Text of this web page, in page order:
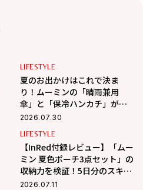
LIFESTYLE
夏のお出かけはこれで決ま
り！ムーミンの「晴雨兼用
傘」と「保冷ハンカチ」が可
愛すぎ♡
2026.07.30
LIFESTYLE
【InRed付録レビュー】「ムー
ミン 夏色ポーチ3点セット」の
収納力を検証！5日分のスキン
ケアは入る？
2026.07.11